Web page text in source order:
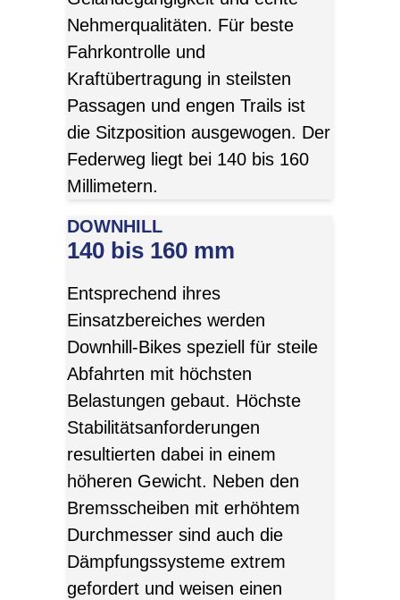
Nehmerqualitäten. Für beste
Fahrkontrolle und
Kraftübertragung in steilsten
Passagen und engen Trails ist
die Sitzposition ausgewogen. Der
Federweg liegt bei 140 bis 160
Millimetern.
DOWNHILL
140 bis 160 mm
Entsprechend ihres
Einsatzbereiches werden
Downhill-Bikes speziell für steile
Abfahrten mit höchsten
Belastungen gebaut. Höchste
Stabilitätsanforderungen
resultierten dabei in einem
höheren Gewicht. Neben den
Bremsscheiben mit erhöhtem
Durchmesser sind auch die
Dämpfungssysteme extrem
gefordert und weisen einen